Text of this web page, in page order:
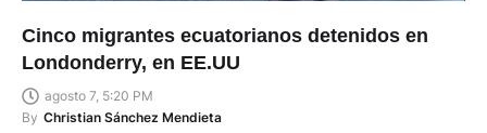
Cinco migrantes ecuatorianos detenidos en
Londonderry, en EE.UU
agosto 7, 5:20 PM
By Christian Sánchez Mendieta